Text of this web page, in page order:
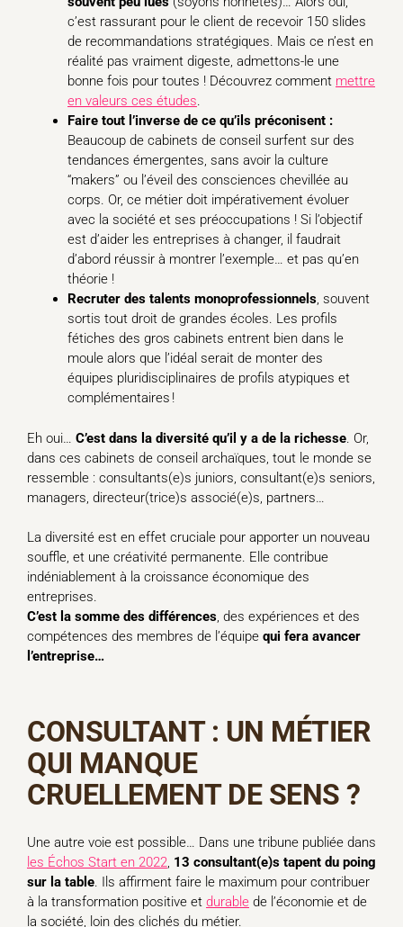
c’est rassurant pour le client de recevoir 150 slides
de recommandations stratégiques. Mais ce n’est en
réalité pas vraiment digeste, admettons-le une
bonne fois pour toutes ! Découvrez comment mettre
en valeurs ces études.
Faire tout l’inverse de ce qu’ils préconisent :
Beaucoup de cabinets de conseil surfent sur des
tendances émergentes, sans avoir la culture
“makers” ou l’éveil des consciences chevillée au
corps. Or, ce métier doit impérativement évoluer
avec la société et ses préoccupations ! Si l’objectif
est d’aider les entreprises à changer, il faudrait
d’abord réussir à montrer l’exemple… et pas qu’en
théorie !
Recruter des talents monoprofessionnels, souvent
sortis tout droit de grandes écoles. Les profils
fétiches des gros cabinets entrent bien dans le
moule alors que l’idéal serait de monter des
équipes pluridisciplinaires de profils atypiques et
complémentaires !
Eh oui… C’est dans la diversité qu’il y a de la richesse. Or,
dans ces cabinets de conseil archaïques, tout le monde se
ressemble : consultants(e)s juniors, consultant(e)s seniors,
managers, directeur(trice)s associé(e)s, partners…
La diversité est en effet cruciale pour apporter un nouveau
souffle, et une créativité permanente. Elle contribue
indéniablement à la croissance économique des
entreprises.
C’est la somme des différences, des expériences et des
compétences des membres de l’équipe qui fera avancer
l’entreprise…
CONSULTANT : UN MÉTIER
QUI MANQUE
CRUELLEMENT DE SENS ?
Une autre voie est possible… Dans une tribune publiée dans
les Échos Start en 2022, 13 consultant(e)s tapent du poing
sur la table. Ils affirment faire le maximum pour contribuer
à la transformation positive et durable de l’économie et de
la société, loin des clichés du métier.